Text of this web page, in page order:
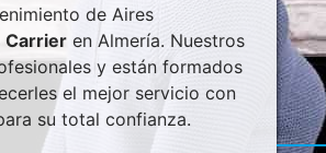
de Aires
Carrier en Almería. Nuestros
y están formados
el mejor servicio con
su total confianza.